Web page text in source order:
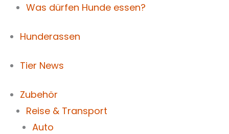
Was dürfen Hunde essen?
Hunderassen
Tier News
Zubehör
Reise & Transport
Auto